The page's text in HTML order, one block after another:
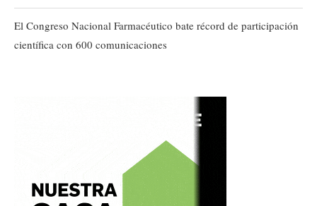
El Congreso Nacional Farmacéutico bate récord de participación
científica con 600 comunicaciones